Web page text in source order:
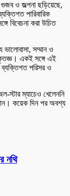
ও জল্পনা ছড়িয়েছে,
পারিবারিক
বিবেচনা করা উচিত
ভালোবাসা, সম্মান ও
একই সঙ্গে এই
ব্যক্তিগত পরিসর ও
ম্যাচেও খেলেননি
যান। কয়েক দিন পর অবশ্য
নথি